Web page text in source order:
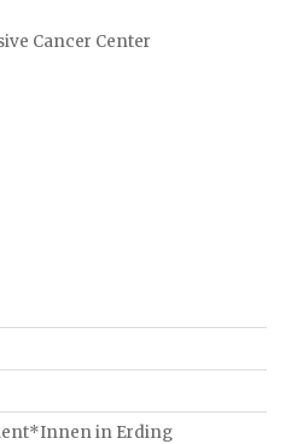
Cancer Center
in Erding